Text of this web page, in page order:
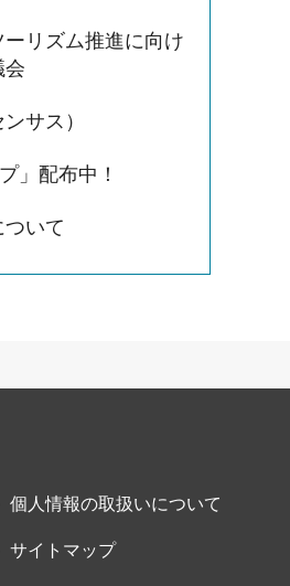
ーリズム推進に向け
会
サス）
」配布中！
ついて
個人情報の取扱いについて
サイトマップ